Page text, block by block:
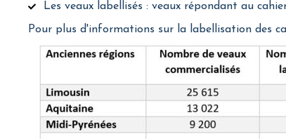
Les veaux labellisés : veaux répondant au
Pour plus d'informations sur la labellisation des